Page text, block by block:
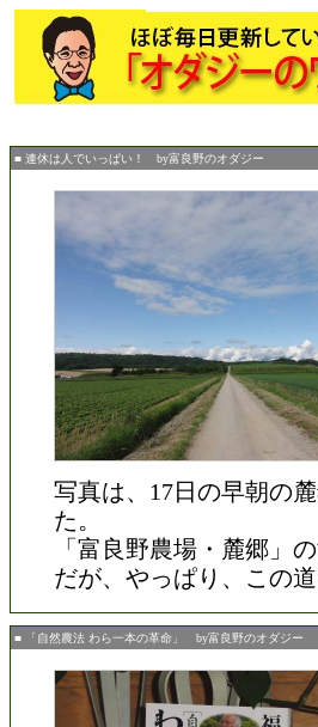
■ 連休は人でいっぱい！ by富良野のオダジー
写真は、17日の早朝の
た。
「富良野農場・麓郷」
だが、やっぱり、この
■ 「自然農法 わら一本の革命」 by富良野のオダジー